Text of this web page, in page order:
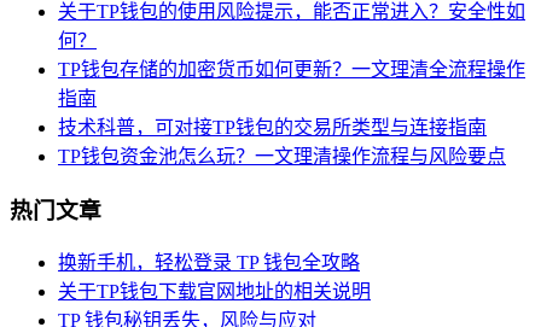
关于TP钱包的使用风险提示，能否正常进入？安全性如
何？
TP钱包存储的加密货币如何更新？一文理清全流程操作
指南
技术科普，可对接TP钱包的交易所类型与连接指南
TP钱包资金池怎么玩？一文理清操作流程与风险要点
热门文章
换新手机，轻松登录 TP 钱包全攻略
关于TP钱包下载官网地址的相关说明
TP 钱包秘钥丢失，风险与应对